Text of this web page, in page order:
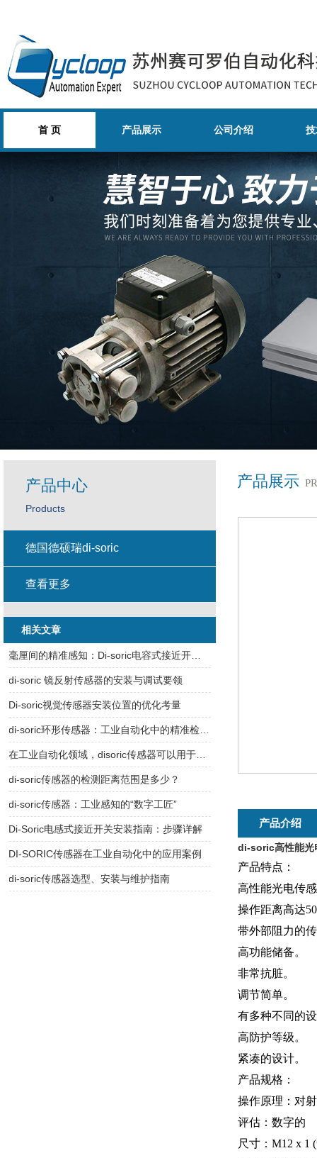
首 页 产品展示 公司介绍
产品展示
产品介绍
di-soric高性能光
产品特点：
高性能光电传
操作距离高达
带外部阻力的
高功能储备。
非常抗脏。
调节简单。
有多种不同的
高防护等级。
紧凑的设计。
产品规格：
操作原理：对
评估：数字的
尺寸：M12 x 1
产品中心
Products
德国德硕瑞di-soric
查看更多
相关文章
di-soric 镜反射传感器的安装与调试要领
Di-soric视觉传感器安装位置的优化考量
di-soric传感器的检测距离范围是多少？
di-soric传感器：工业感知的“数字工匠”
Di-Soric电感式接近开关安装指南：步骤详解
DI-SORIC传感器在工业自动化中的应用案例
di-soric传感器选型、安装与维护指南